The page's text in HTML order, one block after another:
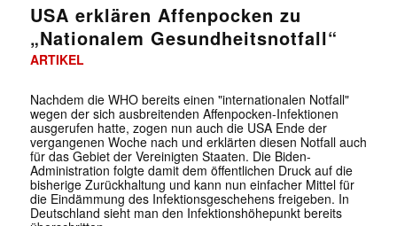
USA erklären Affenpocken zu
„Nationalem Gesundheitsnotfall“
ARTIKEL
Nachdem die WHO bereits einen "internationalen Notfall"
wegen der sich ausbreitenden Affenpocken-Infektionen
ausgerufen hatte, zogen nun auch die USA Ende der
vergangenen Woche nach und erklärten diesen Notfall auch
für das Gebiet der Vereinigten Staaten. Die Biden-
Administration folgte damit dem öffentlichen Druck auf die
bisherige Zurückhaltung und kann nun einfacher Mittel für
die Eindämmung des Infektionsgeschehens freigeben. In
Deutschland sieht man den Infektionshöhepunkt bereits